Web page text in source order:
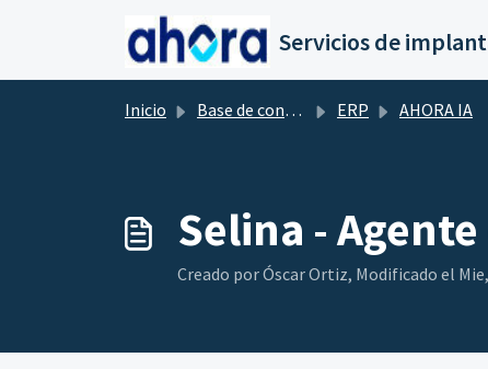
Saltar al contenido principal
Inicio Base de conocimientos ERP AHORA IA
Selina -
Creado por Óscar Ortiz, Modificado el